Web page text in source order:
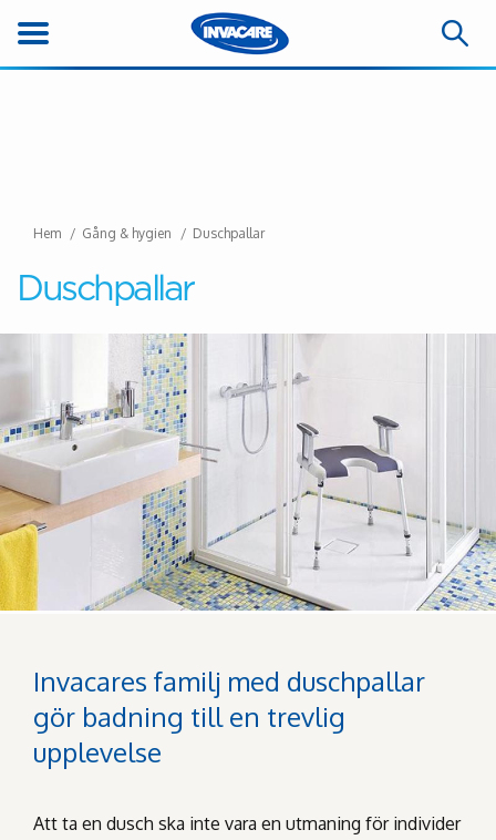
Hem Gång & hygien Duschpallar
Duschpallar
Invacares familj med duschpallar
gör badning till en trevlig
upplevelse
Att ta en dusch ska inte vara en utmaning för individer